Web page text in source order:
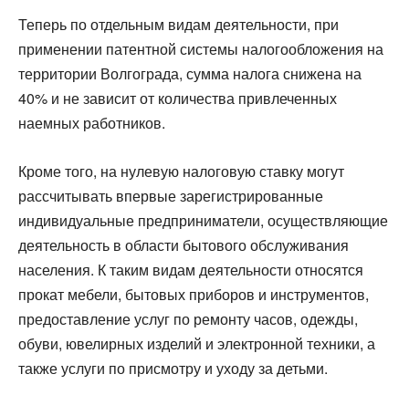
Теперь по отдельным видам деятельности, при
применении патентной системы налогообложения на
территории Волгограда, сумма налога снижена на
40% и не зависит от количества привлеченных
наемных работников.
Кроме того, на нулевую налоговую ставку могут
рассчитывать впервые зарегистрированные
индивидуальные предприниматели, осуществляющие
деятельность в области бытового обслуживания
населения. К таким видам деятельности относятся
прокат мебели, бытовых приборов и инструментов,
предоставление услуг по ремонту часов, одежды,
обуви, ювелирных изделий и электронной техники, а
также услуги по присмотру и уходу за детьми.